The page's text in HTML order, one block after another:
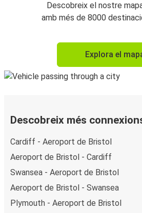
Descobreix el nostre
amb més de 8000
Explora el
Descobreix més
Cardiff - Aeroport de Bristol
Aeroport de Bristol - Cardiff
Swansea - Aeroport de Bristol
Aeroport de Bristol - Swansea
Plymouth - Aeroport de Bristol